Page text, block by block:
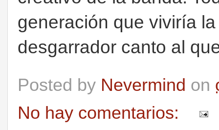
generación que viviría
desgarrador canto al
Posted by Nevermind on
No hay comentarios: